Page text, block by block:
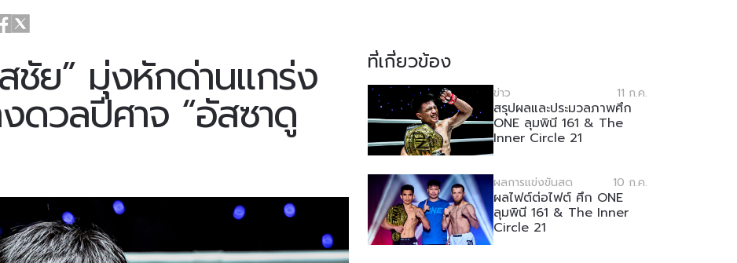
(ศ.) 14 ส.ค. 11:30 น. UTC
สนามมวยเวทีลุมพินี, กรุงเทพฯ
ONE ลุมพินี 166 & The Inner Circle
ชัย” มุ่งหักด่านแกร่ง
ดวลปีศาจ “อัสซาดู
ที่เกี่ยวข้อง
ข่าว 11 ก.ค.
สรุปผลและประมวลภาพศึก
ONE ลุมพินี 161 & The
Inner Circle 21
ผลการแข่งขันสด 10 ก.ค.
ผลไฟต์ต่อไฟต์ ศึก ONE
ลุมพินี 161 & The Inner
Circle 21